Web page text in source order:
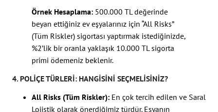
Örnek Hesaplama: 500.000 TL değerinde
beyan ettiğiniz ev eşyalarınız için “All Risks”
(Tüm Riskler) sigortası yaptırmak istediğinizde,
%2’lik bir oranla yaklaşık 10.000 TL sigorta
primi ödemeniz beklenir.
4. POLIÇE TÜRLERI: HANGISINI SEÇMELISINIZ?
All Risks (Tüm Riskler): En çok tercih edilen ve Saral
Lojistik olarak önerdiğimiz türdür. Eşyanın